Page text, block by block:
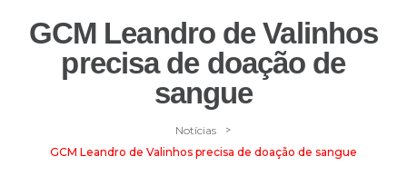
GCM Leandro de Valinhos
precisa de doação de
sangue
Notícias >
GCM Leandro de Valinhos precisa de doação de sangue